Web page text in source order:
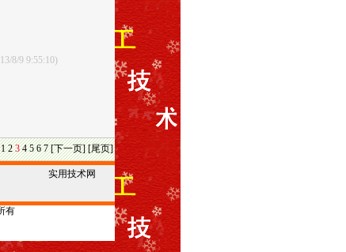
8/9 9:55:10)
1 2 3 4 5 6 7 [下一页] [尾页]
实用技术网
有